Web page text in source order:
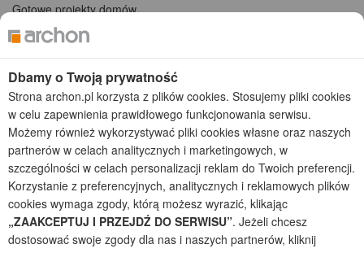
Gotowe projekty domów
Projekty domów tanich w budowie
Projekty domów szeregowych
Projekty małych domów (do 150 m2)
Projekty domów wielorodzinnych
Projekty domów bliźniaczych
Projekty domów nowoczesnych
Projekty domów parterowych
2026 © ARCHON+ Biuro Projektów - Tradycyjne i nowoczesne gotowe
projekty domów - autorska pracownia architektoniczna założona w 1990r.
przez arch. Barbarę Mendel
Z uwagi na ciągłe doskonalenie procesu powstawania projektów (zgodnie z
normą ISO 9001), prezentowane na stronie projekty domów mogą
nieznacznie różnić się od dokumentacji technicznej.
Dbamy o Twoją prywatność
Strona archon.pl korzysta z plików cookies. Stosujemy pliki cookies
w celu zapewnienia prawidłowego funkcjonowania serwisu.
Możemy również wykorzystywać pliki cookies własne oraz naszych
partnerów w celach analitycznych i marketingowych, w
szczególności w celach personalizacji reklam do Twoich preferencji.
Korzystanie z preferencyjnych, analitycznych i reklamowych plików
cookies wymaga zgody, którą możesz wyrazić, klikając
„ZAAKCEPTUJ I PRZEJDŹ DO SERWISU”. Jeżeli chcesz
dostosować swoje zgody dla nas i naszych partnerów, kliknij